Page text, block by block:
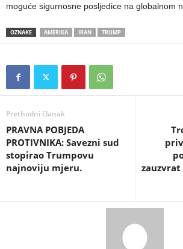
moguće sigurnosne posljedice na globalnom
OZNAKE AMERIKA IRAN TRUMP
Prethodni članak
PRAVNA POBJEDA
PROTIVNIKA: Savezni sud
stopirao Trumpovu
najnoviju mjeru.